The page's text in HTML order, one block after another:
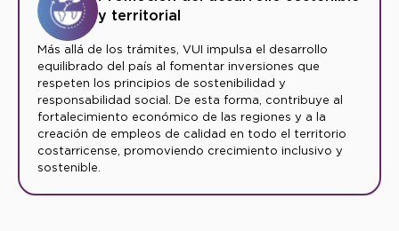
y territorial
Más allá de los trámites, VUI impulsa el desarrollo
equilibrado del país al fomentar inversiones que
respeten los principios de sostenibilidad y
responsabilidad social. De esta forma, contribuye al
fortalecimiento económico de las regiones y a la
creación de empleos de calidad en todo el territorio
costarricense, promoviendo crecimiento inclusivo y
sostenible.